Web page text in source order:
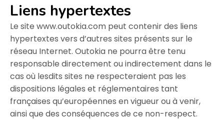
Liens hypertextes
Le site www.outokia.com peut contenir des liens
hypertextes vers d’autres sites présents sur le
réseau Internet. Outokia ne pourra être tenu
responsable directement ou indirectement dans le
cas où lesdits sites ne respecteraient pas les
dispositions légales et réglementaires tant
françaises qu’européennes en vigueur ou à venir,
ainsi que des conséquences de ce non-respect.